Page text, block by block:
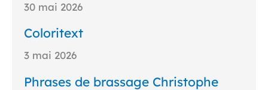
30 mai 2026
Coloritext
3 mai 2026
Phrases de brassage Christophe